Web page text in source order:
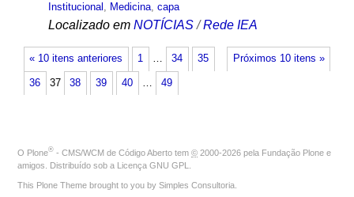
Institucional , Medicina, capa
Localizado em NOTÍCIAS /Rede IEA
« 10 itens anteriores Próximos 10 itens »
1 … 34 35
36 37 38 39 40 … 49
O Plone® - CMS/WCM de Código Aberto tem © 2000-2026 pela Fundação Plone e
amigos. Distribuído sob a Licença GNU GPL
This Plone Theme brought to you by Simples Consultoria